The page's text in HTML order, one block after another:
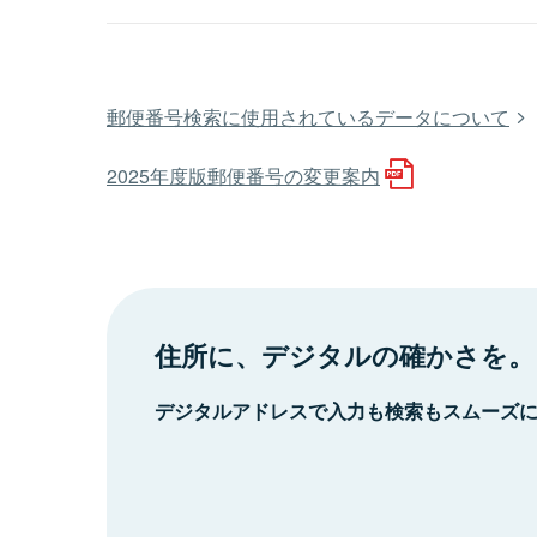
郵便番号検索に使用されているデータについて
2025年度版郵便番号の変更案内
住所に、デジタルの確かさを。
デジタルアドレスで入力も検索もスムーズ